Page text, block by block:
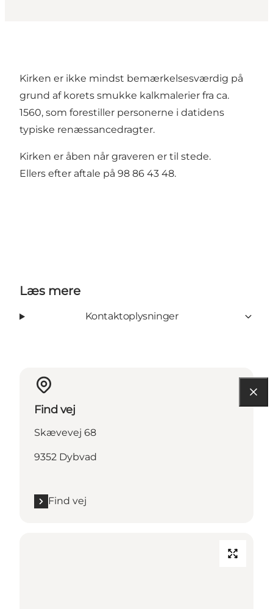
Kirken er ikke mindst bemærkelsesværdig på
grund af korets smukke kalkmalerier fra ca.
1560, som forestiller personerne i datidens
typiske renæssancedragter.
Kirken er åben når graveren er til stede.
Ellers efter aftale på 98 86 43 48.
Læs mere
Kontaktoplysninger
Find vej
Skævevej 68
9352 Dybvad
Find vej